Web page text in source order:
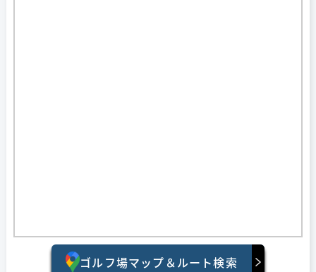
ゴルフ場マップ＆ルート検索